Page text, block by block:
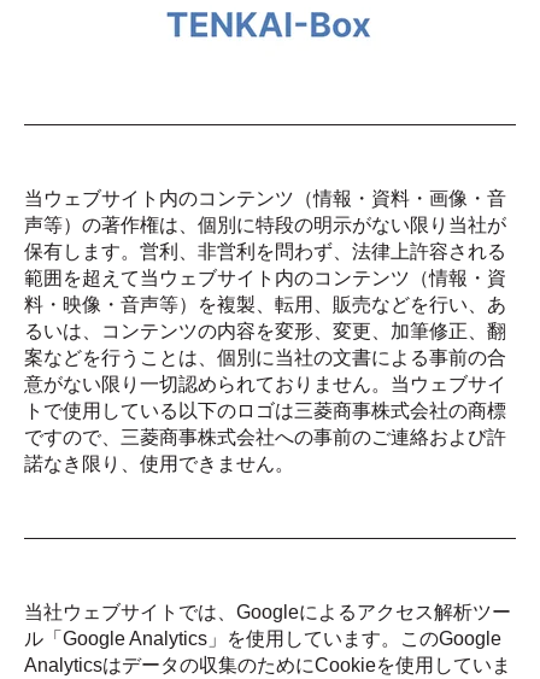
当ウェブサイト内のコンテンツ（情報・資料・画像・音
声等）の著作権は、個別に特段の明示がない限り当社が
保有します。営利、非営利を問わず、法律上許容される
範囲を超えて当ウェブサイト内のコンテンツ（情報・資
料・映像・音声等）を複製、転用、販売などを行い、あ
るいは、コンテンツの内容を変形、変更、加筆修正、翻
案などを行うことは、個別に当社の文書による事前の合
意がない限り一切認められておりません。当ウェブサイ
トで使用している以下のロゴは三菱商事株式会社の商標
ですので、三菱商事株式会社への事前のご連絡および許
諾なき限り、使用できません。
当社ウェブサイトでは、Googleによるアクセス解析ツー
ル「Google Analytics」を使用しています。このGoogle
Analyticsはデータの収集のためにCookieを使用していま